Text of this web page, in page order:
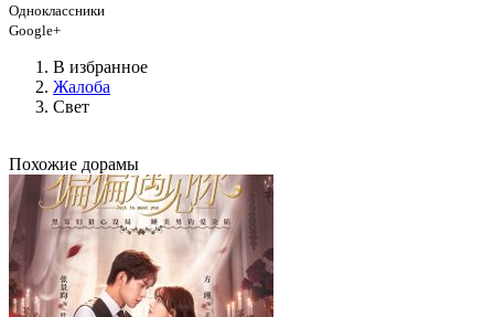
Одноклассники
Google+
В избранное
Жалоба
Свет
Похожие дорамы